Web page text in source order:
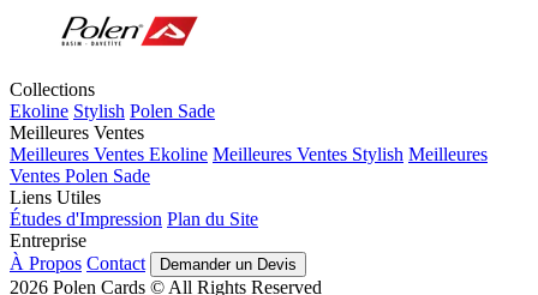
Collections
Ekoline Stylish Polen Sade
Meilleures Ventes
Meilleures Ventes Ekoline Meilleures Ventes Stylish Meilleures
Ventes Polen Sade
Liens Utiles
Études d'Impression Plan du Site
Entreprise
À Propos Contact Demander un Devis
2026 Polen Cards © All Rights Reserved